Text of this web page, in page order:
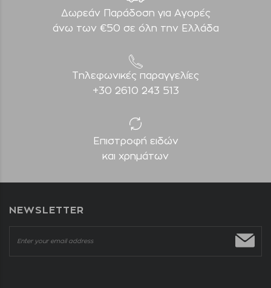
Δωρεάν Παράδοση για Aγορές
άνω των €50 σε όλη την Ελλάδα
Τηλεφωνικές παραγγελίες
+30 2610 243 513
Επιστροφή ειδών
και χρημάτων
NEWSLETTER